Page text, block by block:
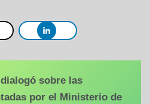
sobre las
por el Ministerio de